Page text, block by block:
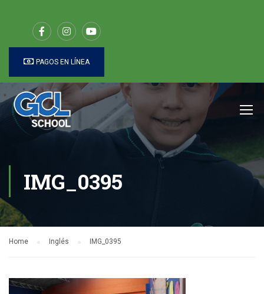
PAGOS EN LÍNEA
IMG_0395
Home Inglés IMG_0395